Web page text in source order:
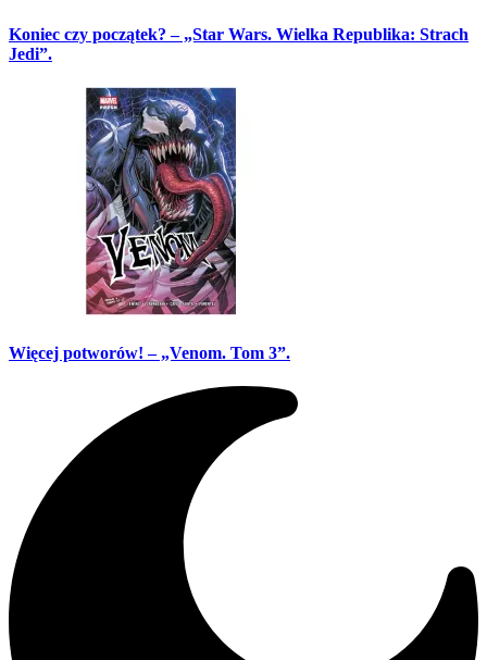
Koniec czy początek? – „Star Wars. Wielka Republika: Strach
Jedi”.
Więcej potworów! – „Venom. Tom 3”.